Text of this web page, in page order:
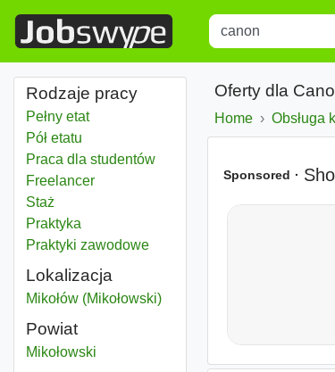
Title
Rodzaje pracy
Pełny etat
Pół etatu
Praca dla studentów
Freelancer
Staż
Praktyka
Praktyki zawodowe
Lokalizacja
Canon
Mikołów (Mikołowski)
Powiat
Canon
Mikołowski
Oferty dla
Home Obsługa